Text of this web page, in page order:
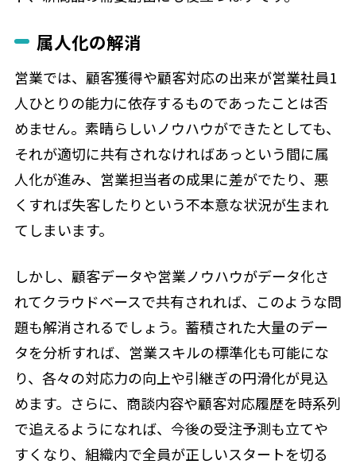
属人化の解消
営業では、顧客獲得や顧客対応の出来が営業社員1
人ひとりの能力に依存するものであったことは否
めません。素晴らしいノウハウができたとしても、
それが適切に共有されなければあっという間に属
人化が進み、営業担当者の成果に差がでたり、悪
くすれば失客したりという不本意な状況が生まれ
てしまいます。
しかし、顧客データや営業ノウハウがデータ化さ
れてクラウドベースで共有されれば、このような問
題も解消されるでしょう。蓄積された大量のデー
タを分析すれば、営業スキルの標準化も可能にな
り、各々の対応力の向上や引継ぎの円滑化が見込
めます。さらに、商談内容や顧客対応履歴を時系列
で追えるようになれば、今後の受注予測も立てや
すくなり、組織内で全員が正しいスタートを切る